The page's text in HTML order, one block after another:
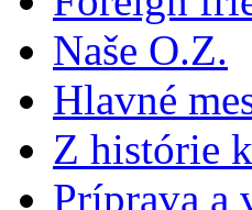
Naše O.Z.
Hlavné
Z histórie
Príprava a